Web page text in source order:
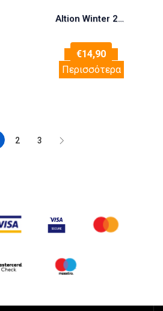
Altion Winter 20 φακελάκια
€14,90
Περισσότερα
2 3